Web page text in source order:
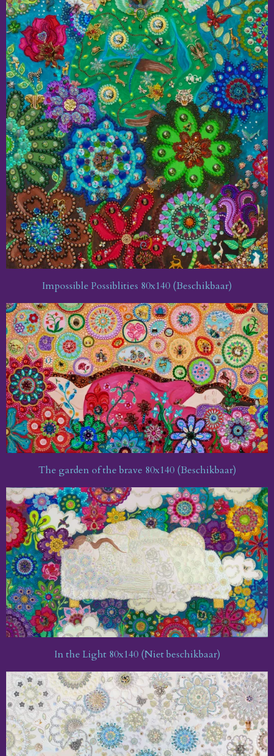
Impossible Possiblities 80x140 (Beschikbaar)
The garden of the brave 80x140 (Beschikbaar)
In the Light 80x140 (Niet beschikbaar)